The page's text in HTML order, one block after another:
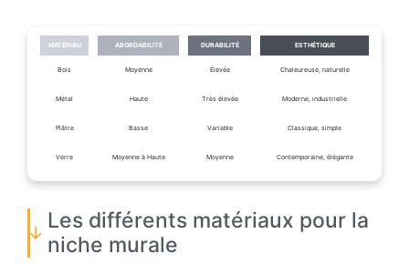
MATÉRIAU ABORDABILITÉ DURABILITÉ ESTHÉTIQUE
Bois Moyenne Élevée Chaleureuse, naturelle
Métal Haute Très élevée Moderne, industrielle
Plâtre Basse Variable Classique, simple
Verre Moyenne à Haute Moyenne Contemporaine, élégante
Les différents matériaux pour la
niche murale